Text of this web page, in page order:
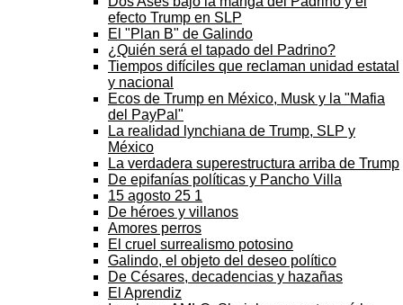
efecto Trump en SLP
El "Plan B" de Galindo
¿Quién será el tapado del Padrino?
Tiempos difíciles que reclaman unidad estatal
y nacional
Ecos de Trump en México, Musk y la "Mafia
del PayPal"
La realidad lynchiana de Trump, SLP y
México
La verdadera superestructura arriba de Trump
De epifanías políticas y Pancho Villa
15 agosto 25 1
De héroes y villanos
Amores perros
El cruel surrealismo potosino
Galindo, el objeto del deseo político
De Césares, decadencias y hazañas
El Aprendiz